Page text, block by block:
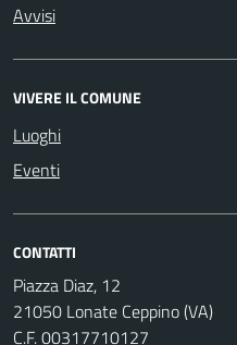
Avvisi
VIVERE IL COMUNE
Luoghi
Eventi
CONTATTI
Piazza Diaz, 12
21050 Lonate Ceppino (VA)
C.F. 00317710127